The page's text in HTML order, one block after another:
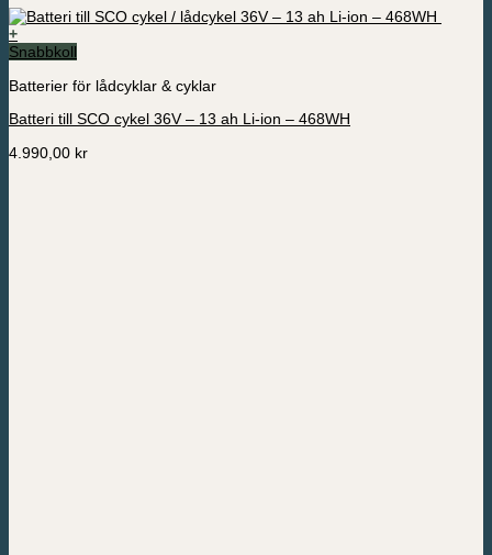
+
Snabbkoll
Batterier för lådcyklar & cyklar
Batteri till SCO cykel 36V – 13 ah Li-ion – 468WH
4.990,00 kr